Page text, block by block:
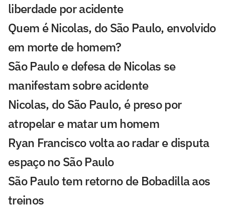
liberdade por acidente
Quem é Nicolas, do São Paulo, envolvido
em morte de homem?
São Paulo e defesa de Nicolas se
manifestam sobre acidente
Nicolas, do São Paulo, é preso por
atropelar e matar um homem
Ryan Francisco volta ao radar e disputa
espaço no São Paulo
São Paulo tem retorno de Bobadilla aos
treinos